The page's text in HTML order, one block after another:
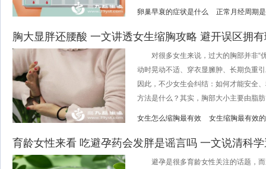
卵巢早衰的症状是什么 正常月经周期
胸大显胖还腰酸 一文讲透女生缩胸攻略 避开误区拥
对很多女生来说，过大的胸部并非“
动时晃动不适、穿衣显臃肿、长期负重
因此，不少女生会纠结：如何才能安全
方法是什么？其实，胸部大小主要由脂
女生怎么缩胸最有效 女生缩胸最有效
育龄女性来看 吃避孕药会发胖是谣言吗 一文说清科
避孕是很多育龄女性关注的话题，而